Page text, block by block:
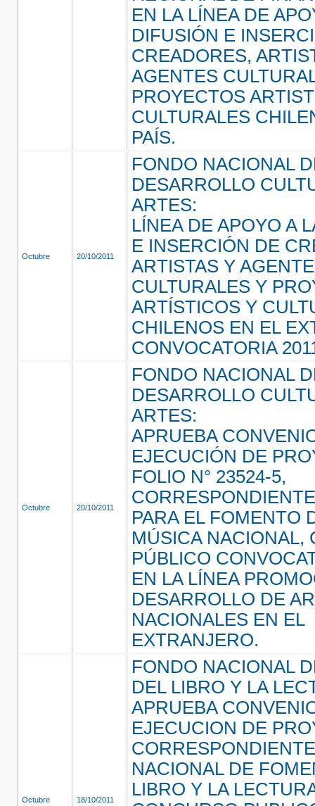
EN LA LÍNEA DE
DIFUSIÓN E
CREADORES,
AGENTES
PROYECTOS
CULTURALES
PAÍS.
Octubre 20/10/2011
FONDO NACIONAL
DESARROLLO
ARTES:
LÍNEA DE APOYO A
E INSERCIÓN DE
ARTISTAS Y
CULTURALES Y
ARTÍSTICOS Y
CHILENOS EN EL
CONVOCATORIA
Octubre 20/10/2011
FONDO NACIONAL
DESARROLLO
ARTES:
APRUEBA
EJECUCIÓN DE
FOLIO N° 23524-5,
PARA EL FOMENTO
MÚSICA NACIONAL,
PÚBLICO
EN LA LÍNEA
DESARROLLO DE
NACIONALES EN EL
EXTRANJERO.
Octubre 18/10/2011
FONDO NACIONAL
DEL LIBRO Y LA
APRUEBA
EJECUCION DE
NACIONAL DE
LIBRO Y LA